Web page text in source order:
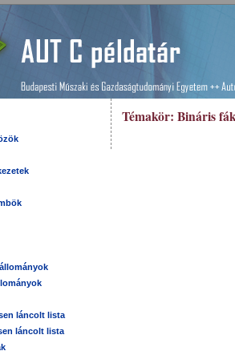
láncolt lista
láncolt lista
Témakör: Bináris